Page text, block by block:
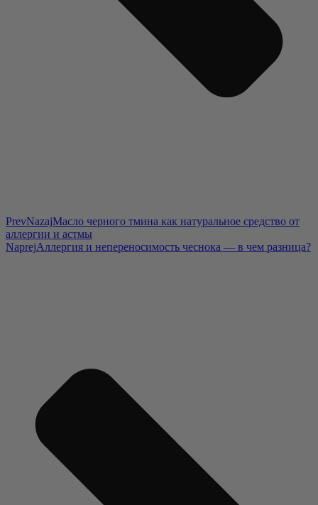
PrevNazajМасло черного тмина как натуральное средство от
аллергии и астмы
NaprejАллергия и непереносимость чеснока — в чем разница?